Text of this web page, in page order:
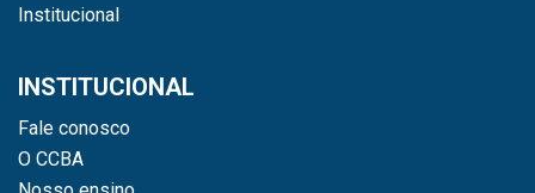
Institucional
INSTITUCIONAL
Fale conosco
O CCBA